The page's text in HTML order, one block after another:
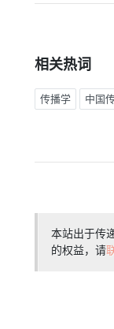
相关热词
传播学 中国
本站出于传
的权益，请